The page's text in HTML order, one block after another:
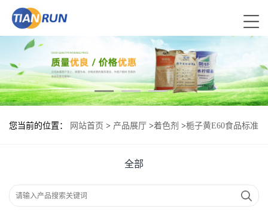
您当前的位置： 网站首页 > 产品展厅 >着色剂 >栀子黄E60食品标准
全部